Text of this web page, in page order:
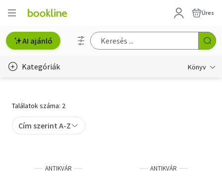
Üres
AI ajánló
Kategóriák Könyv
Gyermek- és ifjúsági
Találatok száma: 2
Cím szerint A-Z
ANTIKVÁR ANTIKVÁR